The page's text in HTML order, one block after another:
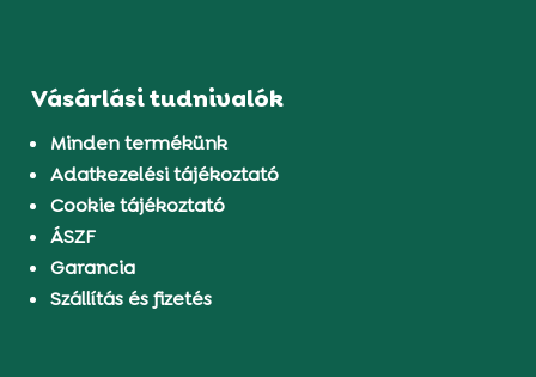
Vásárlási tudnivalók
Minden termékünk
Adatkezelési tájékoztató
Cookie tájékoztató
ÁSZF
Garancia
Szállítás és fizetés